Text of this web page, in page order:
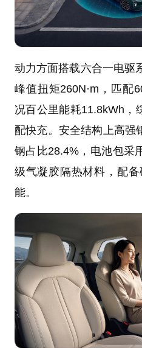
动力方面搭载六合一电驱
峰值扭矩260N·m，匹配
况百公里能耗11.8kWh，
配快充。安全结构上高强
钢占比28.4%，电池包采
级气凝胶隔热材料，配
能。